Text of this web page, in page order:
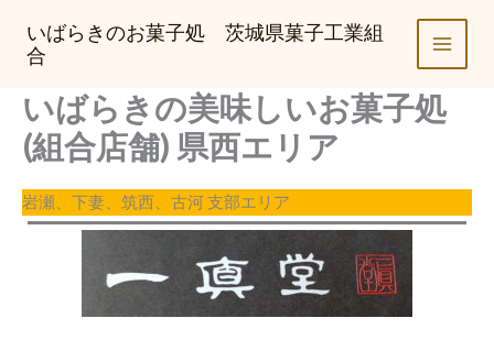
いばらきのお菓子処 茨城県菓子工業組
合
いばらきの美味しいお菓子処
(組合店舗) 県西エリア
岩瀬、下妻、筑西、古河 支部エリア